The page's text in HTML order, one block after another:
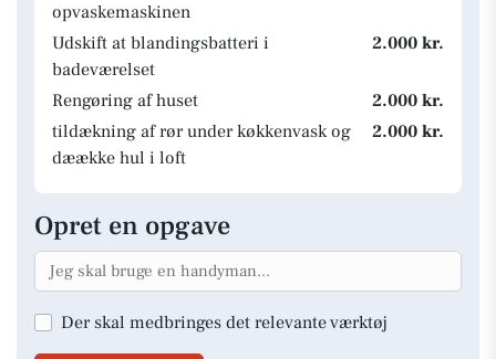
opvaskemaskinen
Udskift at blandingsbatteri i
badeværelset
2.000 kr.
Rengøring af huset
2.000 kr.
tildækning af rør under køkkenvask og
dæække hul i loft
2.000 kr.
Opret en opgave
Der skal medbringes det relevante værktøj